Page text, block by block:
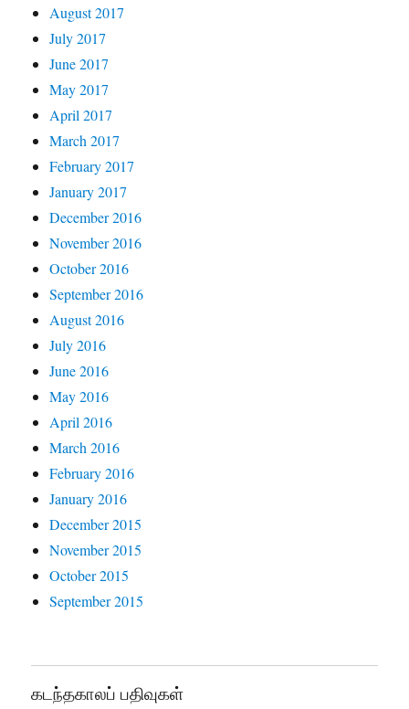
August 2017
July 2017
June 2017
May 2017
April 2017
March 2017
February 2017
January 2017
December 2016
November 2016
October 2016
September 2016
August 2016
July 2016
June 2016
May 2016
April 2016
March 2016
February 2016
January 2016
December 2015
November 2015
October 2015
September 2015
கடந்தகாலப் பதிவுகள்